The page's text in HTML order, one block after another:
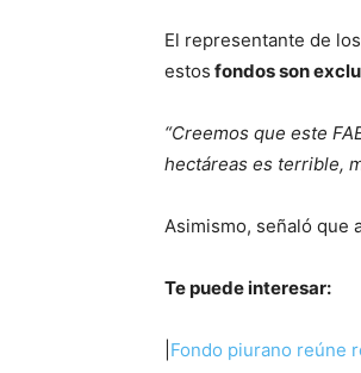
El representante de
estos fondos son
“Creemos que este
hectáreas es terrible,
Asimismo, señaló que
Te puede interesar:
Fondo piurano reúne